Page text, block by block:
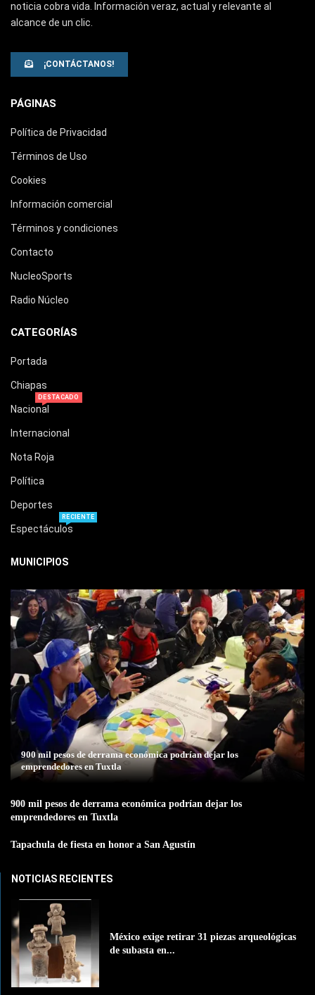
noticia cobra vida. Información veraz, actual y relevante al
alcance de un clic.
¡CONTÁCTANOS!
PÁGINAS
Política de Privacidad
Términos de Uso
Cookies
Información comercial
Términos y condiciones
Contacto
NucleoSports
Radio Núcleo
CATEGORÍAS
Portada
Chiapas
Nacional
DESTACADO
Internacional
Nota Roja
Política
Deportes
Espectáculos
RECIENTE
MUNICIPIOS
900 mil pesos de derrama económica podrían dejar los
emprendedores en Tuxtla
900 mil pesos de derrama económica podrían dejar los
emprendedores en Tuxtla
Tapachula de fiesta en honor a San Agustín
NOTICIAS RECIENTES
México exige retirar 31 piezas arqueológicas
de subasta en...